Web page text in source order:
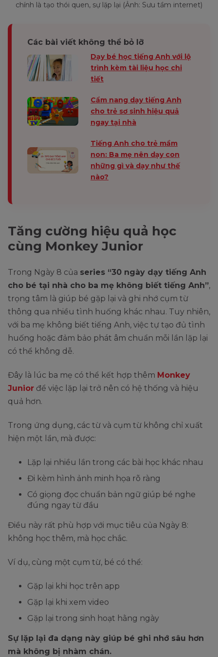
chính là tạo thói quen, sự lặp lại (Ảnh: Sưu tầm internet)
Các bài viết không thể bỏ lỡ
Dạy bé học tiếng Anh với lộ
trình kèm tài liệu học chi
tiết
Cẩm nang dạy tiếng Anh
cho trẻ sơ sinh hiệu quả
ngay tại nhà
Tiếng Anh cho trẻ mầm
non: Ba mẹ nên dạy con
những gì và dạy như thế
nào?
Tăng cường hiệu quả học
cùng Monkey Junior
Trong Ngày 8 của series “30 ngày dạy tiếng Anh
cho bé tại nhà cho ba mẹ không biết tiếng Anh”,
trọng tâm là giúp bé gặp lại và ghi nhớ cụm từ
thông qua nhiều tình huống khác nhau. Tuy nhiên,
với ba mẹ không biết tiếng Anh, việc tự tạo đủ tình
huống hoặc đảm bảo phát âm chuẩn mỗi lần lặp lại
có thể không dễ.
Đây là lúc ba mẹ có thể kết hợp thêm Monkey
Junior để việc lặp lại trở nên có hệ thống và hiệu
quả hơn.
Trong ứng dụng, các từ và cụm từ không chỉ xuất
hiện một lần, mà được:
Lặp lại nhiều lần trong các bài học khác nhau
Đi kèm hình ảnh minh họa rõ ràng
Có giọng đọc chuẩn bản ngữ giúp bé nghe
đúng ngay từ đầu
Điều này rất phù hợp với mục tiêu của Ngày 8:
không học thêm, mà học chắc.
Ví dụ, cùng một cụm từ, bé có thể:
Gặp lại khi học trên app
Gặp lại khi xem video
Gặp lại trong sinh hoạt hằng ngày
Sự lặp lại đa dạng này giúp bé ghi nhớ sâu hơn
mà không bị nhàm chán.